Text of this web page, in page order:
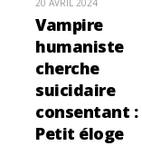
20 AVRIL 2024
Vampire
humaniste
cherche
suicidaire
consentant :
Petit éloge